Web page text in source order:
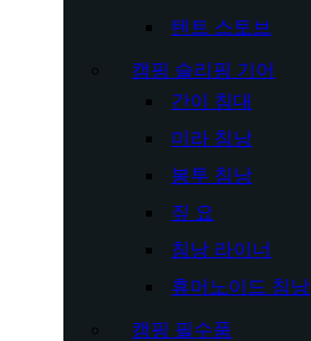
텐트 스토브
캠핑 슬리핑 기어
간이 침대
미라 침낭
봉투 침낭
짚 요
침낭 라이너
휴머노이드 침낭
캠핑 필수품